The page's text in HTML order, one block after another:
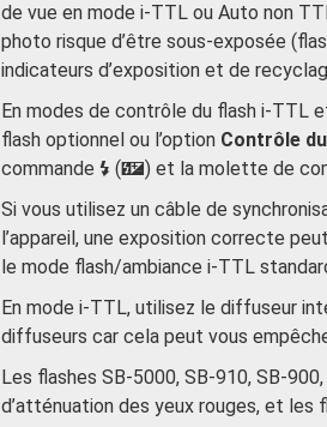
de vue en mode i-TTL ou Auto non
photo risque d’être sous-exposée
indicateurs d’exposition et de
En modes de contrôle du flash i-TTL
flash optionnel ou l’option Contrôle
commande M (Y) et la molette de
Si vous utilisez un câble de
l’appareil, une exposition correcte
le mode flash/ambiance i-TTL
En mode i-TTL, utilisez le diffuseur
diffuseurs car cela peut vous
Les flashes SB-5000, SB-910, SB-
d’atténuation des yeux rouges, et les